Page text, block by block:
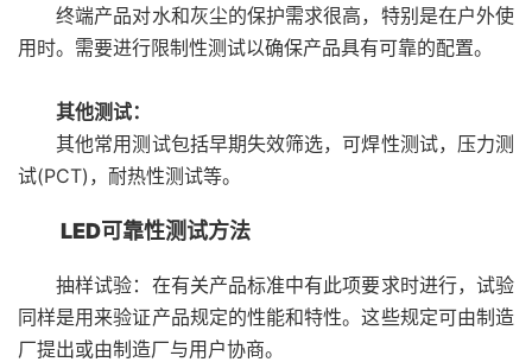
终端产品对水和灰尘的保护需求很高，特别是在户外使
用时。需要进行限制性测试以确保产品具有可靠的配置。
其他测试：
其他常用测试包括早期失效筛选，可焊性测试，压力测
试(PCT)，耐热性测试等。
LED可靠性测试方法
抽样试验：在有关产品标准中有此项要求时进行，试验
同样是用来验证产品规定的性能和特性。这些规定可由制造
厂提出或由制造厂与用户协商。